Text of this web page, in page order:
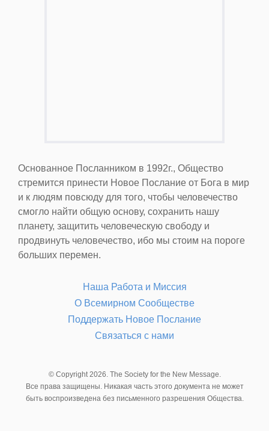
Основанное Посланником в 1992г., Общество
стремится принести Новое Послание от Бога в мир
и к людям повсюду для того, чтобы человечество
смогло найти общую основу, сохранить нашу
планету, защитить человеческую свободу и
продвинуть человечество, ибо мы стоим на пороге
больших перемен.
Наша Работа и Миссия
О Всемирном Сообществе
Поддержать Новое Послание
Связаться с нами
© Copyright 2026. The Society for the New Message.
Все права защищены. Никакая часть этого документа не может
быть воспроизведена без письменного разрешения Общества.